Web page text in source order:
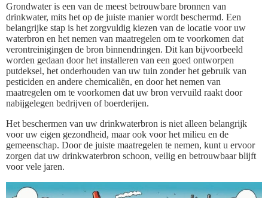
Grondwater is een van de meest betrouwbare bronnen van
drinkwater, mits het op de juiste manier wordt beschermd. Een
belangrijke stap is het zorgvuldig kiezen van de locatie voor uw
waterbron en het nemen van maatregelen om te voorkomen dat
verontreinigingen de bron binnendringen. Dit kan bijvoorbeeld
worden gedaan door het installeren van een goed ontworpen
putdeksel, het onderhouden van uw tuin zonder het gebruik van
pesticiden en andere chemicaliën, en door het nemen van
maatregelen om te voorkomen dat uw bron vervuild raakt door
nabijgelegen bedrijven of boerderijen.
Het beschermen van uw drinkwaterbron is niet alleen belangrijk
voor uw eigen gezondheid, maar ook voor het milieu en de
gemeenschap. Door de juiste maatregelen te nemen, kunt u ervoor
zorgen dat uw drinkwaterbron schoon, veilig en betrouwbaar blijft
voor vele jaren.